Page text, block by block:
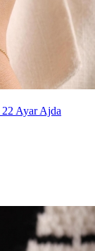
22 Ayar Ajda